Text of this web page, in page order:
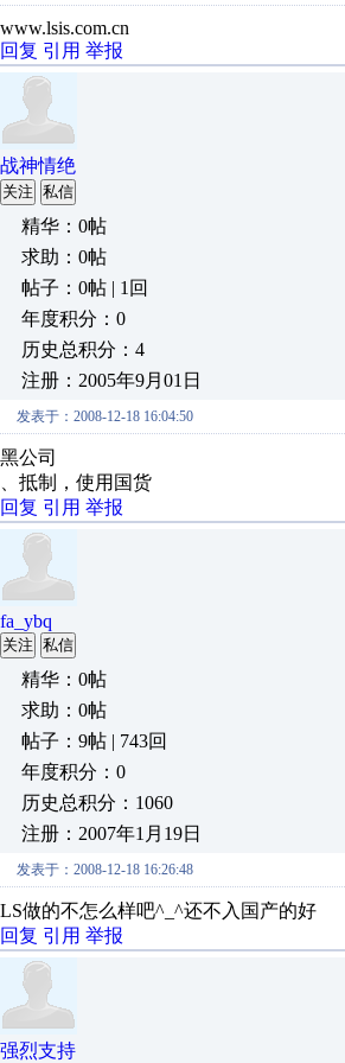
www.lsis.com.cn
回复 引用 举报
战神情绝
关注 私信
精华：0帖
求助：0帖
帖子：0帖 | 1回
年度积分：0
历史总积分：4
注册：2005年9月01日
发表于：2008-12-18 16:04:50
黑公司
、抵制，使用国货
回复 引用 举报
fa_ybq
关注 私信
精华：0帖
求助：0帖
帖子：9帖 | 743回
年度积分：0
历史总积分：1060
注册：2007年1月19日
发表于：2008-12-18 16:26:48
LS做的不怎么样吧^_^还不入国产的好
回复 引用 举报
强烈支持